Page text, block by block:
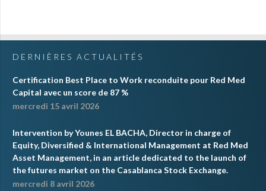
DERNIÈRES ACTUALITÉS
Certification Best Place to Work reconduite pour Red Med
Capital avec un score de 87 %
mercredi 15 avril 2026
Intervention by Younes EL BACHA, Director in charge of
Equity, Diversified & International Management at Red Med
Asset Management, in an article dedicated to the launch of
the futures market on the Casablanca Stock Exchange.
mercredi 8 avril 2026